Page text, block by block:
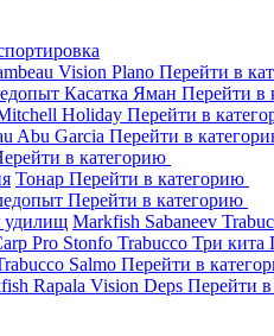
Vision Plano Перейти в
Касатка Яман Перейти в
Holiday Перейти в
Abu Garcia Перейти в
в категорию
Тонар Перейти в категорию
Перейти в категорию
удилищ Markfish Sabaneev
Pro Stonfo Trabucco Три кита
Salmo Перейти в
Rapala Vision Deps Перейти